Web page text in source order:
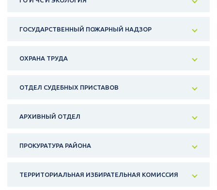
ГОСУДАРСТВЕННЫЙ ПОЖАРНЫЙ НАДЗОР
ОХРАНА ТРУДА
ОТДЕЛ СУДЕБНЫХ ПРИСТАВОВ
АРХИВНЫЙ ОТДЕЛ
ПРОКУРАТУРА РАЙОНА
ТЕРРИТОРИАЛЬНАЯ ИЗБИРАТЕЛЬНАЯ КОМИССИЯ